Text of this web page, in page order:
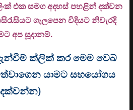
එක සමග අදහස් පහළින් දක්වන
ගැලපෙන විදියට නිවැරදි
අප සූදානම්.
ක්ලික් කර මෙම වෙබ්
යාමට සහයෝගය
දක්වන්න)